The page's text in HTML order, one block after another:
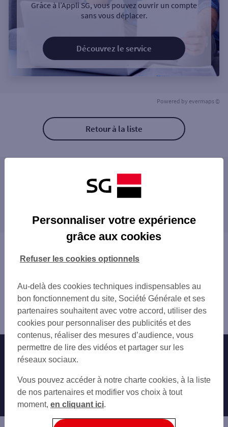
Grâce à l’Appli SG, vous pouvez ouvrir un compte
sans vous déplacer.
Découvrez le service
Powered by evermaps ©
Retour à la liste
Les distributeurs/automates à proximité
MAULEON 8 RUE DE NANTES
BRESSUIRE
ST MESMIN 4 PL DU MARCHE
proximité
Vous êtes ici : Accueil
Trouver une agence bancaire
Deux-Sèvres
Nueil les Aubiers
Distributeur/automate NUEIL LES AUBIERS 89 AV SAINT
HUBER
Nos engagements Nous contacter
Autres sites SG
Professionnels
Entreprises
Personnaliser votre expérience
grâce aux cookies
Au-delà des cookies techniques indispensables au
bon fonctionnement du site, Société Générale et ses
partenaires souhaitent avec votre accord, utiliser des
cookies pour personnaliser des publicités et des
contenus, réaliser des mesures d’audience, vous
permettre de lire des vidéos et partager sur les
réseaux sociaux.
Vous pouvez accéder à notre charte cookies, à la liste
de nos partenaires et modifier vos choix à tout
moment, en cliquant ici.
Refuser les cookies optionnels